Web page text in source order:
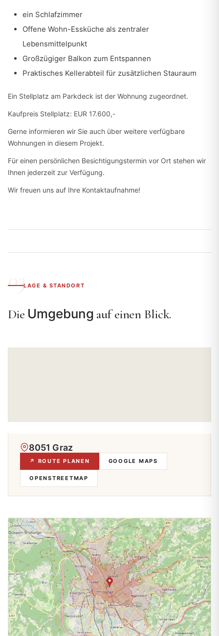
ein Schlafzimmer
Offene Wohn-Essküche als zentraler
Lebensmittelpunkt
Großzügiger Balkon zum Entspannen
Praktisches Kellerabteil für zusätzlichen Stauraum
Ein Stellplatz am Parkdeck ist der Wohnung zugeordnet.
Kaufpreis Stellplatz: EUR 17.600,-
Gerne informieren wir Sie auch über weitere verfügbare
Wohnungen in diesem Projekt.
Für einen persönlichen Besichtigungstermin vor Ort stehen wir
Ihnen jederzeit zur Verfügung.
Wir freuen uns auf Ihre Kontaktaufnahme!
LAGE & STANDORT
Die Umgebung auf einen Blick.
8051 Graz
↗ ROUTE PLANEN GOOGLE MAPS
OPENSTREETMAP